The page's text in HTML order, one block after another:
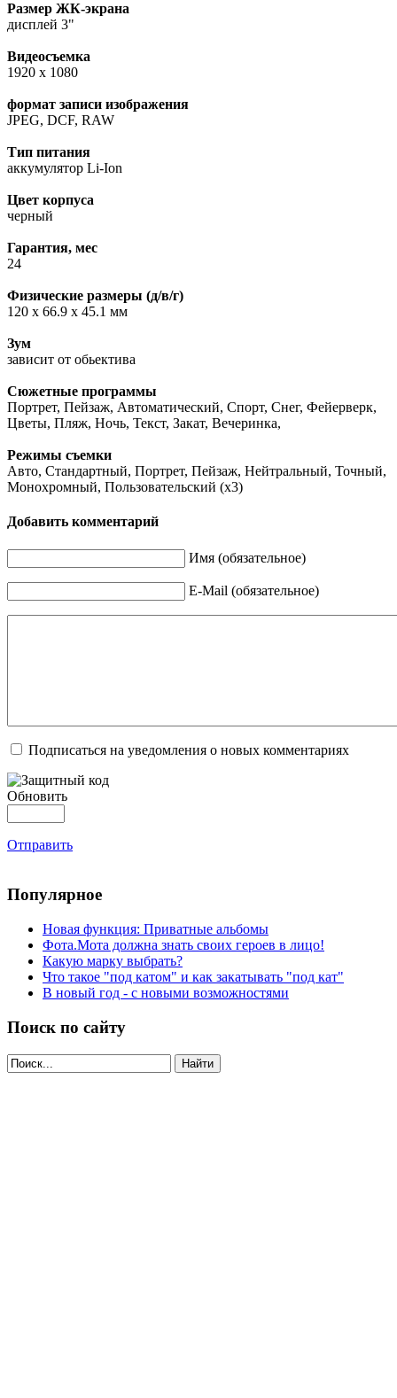
Размер ЖК-экрана
дисплей 3"
Видеосъемка
1920 x 1080
формат записи изображения
JPEG, DCF, RAW
Тип питания
аккумулятор Li-Ion
Цвет корпуса
черный
Гарантия, мес
24
Физические размеры (д/в/г)
120 x 66.9 x 45.1 мм
Зум
зависит от обьектива
Сюжетные программы
Портрет, Пейзаж, Автоматический, Спорт, Снег, Фейерверк,
Цветы, Пляж, Ночь, Текст, Закат, Вечеринка,
Режимы съемки
Авто, Стандартный, Портрет, Пейзаж, Нейтральный, Точный,
Монохромный, Пользовательский (x3)
Добавить комментарий
Имя (обязательное)
E-Mail (обязательное)
Подписаться на уведомления о новых комментариях
Обновить
Отправить
Популярное
Новая функция: Приватные альбомы
Фота.Мота должна знать своих героев в лицо!
Какую марку выбрать?
Что такое "под катом" и как закатывать "под кат"
В новый год - с новыми возможностями
Поиск по сайту
Найти